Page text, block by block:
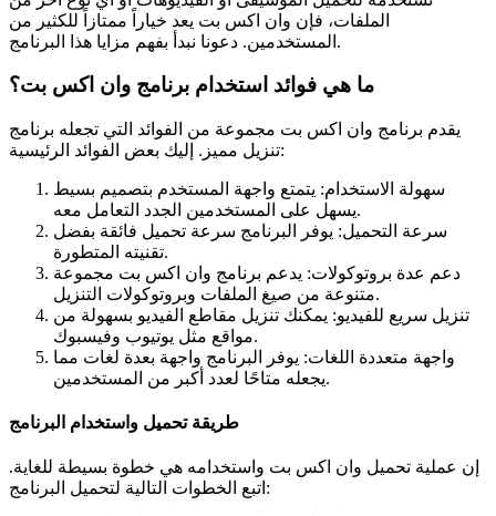
الملفات، فإن وان اكس بت يعد خياراً ممتازاً للكثير من
المستخدمين. دعونا نبدأ بفهم مزايا هذا البرنامج.
ما هي فوائد استخدام برنامج وان اكس بت؟
يقدم برنامج وان اكس بت مجموعة من الفوائد التي تجعله برنامج
تنزيل مميز. إليك بعض الفوائد الرئيسية:
سهولة الاستخدام: يتمتع واجهة المستخدم بتصميم بسيط
يسهل على المستخدمين الجدد التعامل معه.
سرعة التحميل: يوفر البرنامج سرعة تحميل فائقة بفضل
تقنيته المتطورة.
دعم عدة بروتوكولات: يدعم برنامج وان اكس بت مجموعة
متنوعة من صيغ الملفات وبروتوكولات التنزيل.
تنزيل سريع للفيديو: يمكنك تنزيل مقاطع الفيديو بسهولة من
مواقع مثل يوتيوب وفيسبوك.
واجهة متعددة اللغات: يوفر البرنامج واجهة بعدة لغات مما
يجعله متاحًا لعدد أكبر من المستخدمين.
طريقة تحميل واستخدام البرنامج
إن عملية تحميل وان اكس بت واستخدامه هي خطوة بسيطة للغاية.
اتبع الخطوات التالية لتحميل البرنامج: